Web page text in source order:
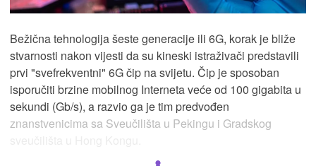
Bežična tehnologija šeste generacije ili 6G, korak je bliže
stvarnosti nakon vijesti da su kineski istraživači predstavili
prvi "svefrekventni" 6G čip na svijetu. Čip je sposoban
isporučiti brzine mobilnog Interneta veće od 100 gigabita u
sekundi (Gb/s), a razvio ga je tim predvođen
znanstvenicima sa Sveučilišta u Pekingu i Gradskog